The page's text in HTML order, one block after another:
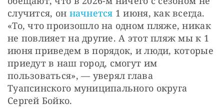
случится, он начнется 1 июня, как всегда.
«То, что произошло на одном пляже, никак
не повлияет на другие. А этот пляж мы к 1
июня приведем в порядок, и люди, которые
приедут в наш город, смогут им
пользоваться», — уверял глава
Туапсинского муниципального округа
Сергей Бойко.